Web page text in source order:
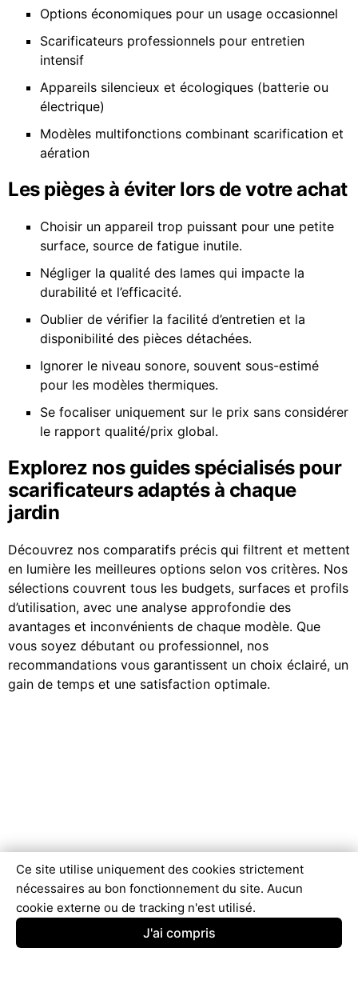
Options économiques pour un usage occasionnel
Scarificateurs professionnels pour entretien
intensif
Appareils silencieux et écologiques (batterie ou
électrique)
Modèles multifonctions combinant scarification et
aération
Les pièges à éviter lors de votre achat
Choisir un appareil trop puissant pour une petite
surface, source de fatigue inutile.
Négliger la qualité des lames qui impacte la
durabilité et l’efficacité.
Oublier de vérifier la facilité d’entretien et la
disponibilité des pièces détachées.
Ignorer le niveau sonore, souvent sous-estimé
pour les modèles thermiques.
Se focaliser uniquement sur le prix sans considérer
le rapport qualité/prix global.
Explorez nos guides spécialisés pour
scarificateurs adaptés à chaque
jardin
Découvrez nos comparatifs précis qui filtrent et mettent
en lumière les meilleures options selon vos critères. Nos
sélections couvrent tous les budgets, surfaces et profils
d’utilisation, avec une analyse approfondie des
avantages et inconvénients de chaque modèle. Que
vous soyez débutant ou professionnel, nos
recommandations vous garantissent un choix éclairé, un
gain de temps et une satisfaction optimale.
Ce site utilise uniquement des cookies strictement
nécessaires au bon fonctionnement du site. Aucun
cookie externe ou de tracking n'est utilisé.
J'ai compris